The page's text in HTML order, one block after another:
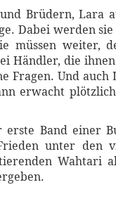
Brüdern, Lara
Dabei werden
müssen weiter,
Händler, die
Fragen. Und auch
erwacht
Band einer
unter den
Wahtari